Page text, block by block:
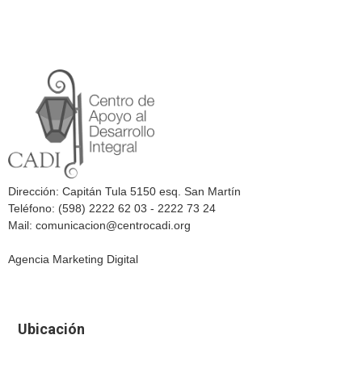
Dirección: Capitán Tula 5150 esq. San Martín
Teléfono: (598) 2222 62 03 - 2222 73 24
Mail: comunicacion@centrocadi.org
Agencia Marketing Digital
Ubicación